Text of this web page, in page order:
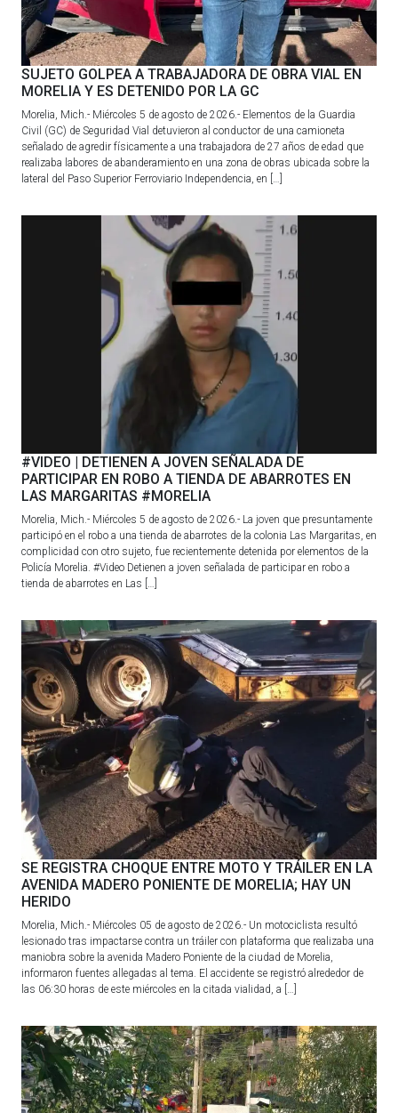
SUJETO GOLPEA A TRABAJADORA DE OBRA VIAL EN
MORELIA Y ES DETENIDO POR LA GC
Morelia, Mich.- Miércoles 5 de agosto de 2026.- Elementos de la Guardia
Civil (GC) de Seguridad Vial detuvieron al conductor de una camioneta
señalado de agredir físicamente a una trabajadora de 27 años de edad que
realizaba labores de abanderamiento en una zona de obras ubicada sobre la
lateral del Paso Superior Ferroviario Independencia, en […]
#VIDEO | DETIENEN A JOVEN SEÑALADA DE
PARTICIPAR EN ROBO A TIENDA DE ABARROTES EN
LAS MARGARITAS #MORELIA
Morelia, Mich.- Miércoles 5 de agosto de 2026.- La joven que presuntamente
participó en el robo a una tienda de abarrotes de la colonia Las Margaritas, en
complicidad con otro sujeto, fue recientemente detenida por elementos de la
Policía Morelia. #Video Detienen a joven señalada de participar en robo a
tienda de abarrotes en Las […]
SE REGISTRA CHOQUE ENTRE MOTO Y TRÁILER EN LA
AVENIDA MADERO PONIENTE DE MORELIA; HAY UN
HERIDO
Morelia, Mich.- Miércoles 05 de agosto de 2026.- Un motociclista resultó
lesionado tras impactarse contra un tráiler con plataforma que realizaba una
maniobra sobre la avenida Madero Poniente de la ciudad de Morelia,
informaron fuentes allegadas al tema. El accidente se registró alrededor de
las 06:30 horas de este miércoles en la citada vialidad, a […]